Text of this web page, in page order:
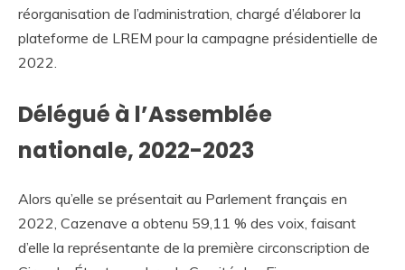
réorganisation de l’administration, chargé d’élaborer la
plateforme de LREM pour la campagne présidentielle de
2022.
Délégué à l’Assemblée
nationale, 2022-2023
Alors qu’elle se présentait au Parlement français en
2022, Cazenave a obtenu 59,11 % des voix, faisant
d’elle la représentante de la première circonscription de